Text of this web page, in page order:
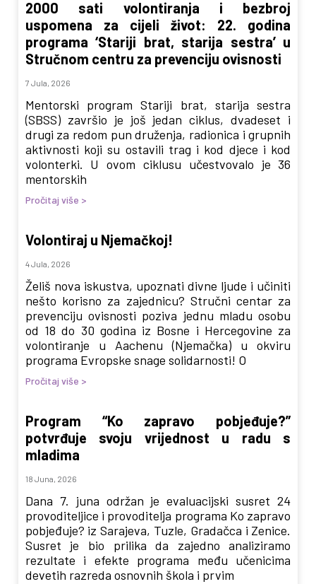
2000 sati volontiranja i bezbroj
uspomena za cijeli život: 22. godina
programa ‘Stariji brat, starija sestra’ u
Stručnom centru za prevenciju ovisnosti
7 Jula, 2026
Mentorski program Stariji brat, starija sestra
(SBSS) završio je još jedan ciklus, dvadeset i
drugi za redom pun druženja, radionica i grupnih
aktivnosti koji su ostavili trag i kod djece i kod
volonterki. U ovom ciklusu učestvovalo je 36
mentorskih
Pročitaj više >
Volontiraj u Njemačkoj!
4 Jula, 2026
Želiš nova iskustva, upoznati divne ljude i učiniti
nešto korisno za zajednicu? Stručni centar za
prevenciju ovisnosti poziva jednu mladu osobu
od 18 do 30 godina iz Bosne i Hercegovine za
volontiranje u Aachenu (Njemačka) u okviru
programa Evropske snage solidarnosti! O
Pročitaj više >
Program “Ko zapravo pobjeđuje?”
potvrđuje svoju vrijednost u radu s
mladima
18 Juna, 2026
Dana 7. juna održan je evaluacijski susret 24
provoditeljice i provoditelja programa Ko zapravo
pobjeđuje? iz Sarajeva, Tuzle, Gradačca i Zenice.
Susret je bio prilika da zajedno analiziramo
rezultate i efekte programa među učenicima
devetih razreda osnovnih škola i prvim